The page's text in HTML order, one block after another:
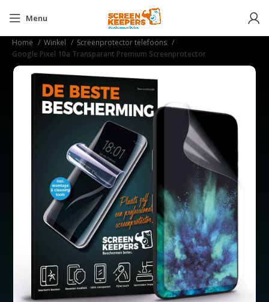
Menu
Home Winkel
Screenprotector telefoons
Google Pixel 10a Transparant Premium Screenprotector